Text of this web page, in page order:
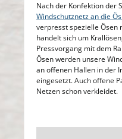
Nach der Konfektion der
Windschutznetz an die
verpresst spezielle Ösen
handelt sich um
Pressvorgang mit dem
Ösen werden unsere
an offenen Hallen in der
eingesetzt. Auch offene
Netzen schon verkleidet.